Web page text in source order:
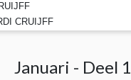
CRUIJFF
Januari - Deel 1